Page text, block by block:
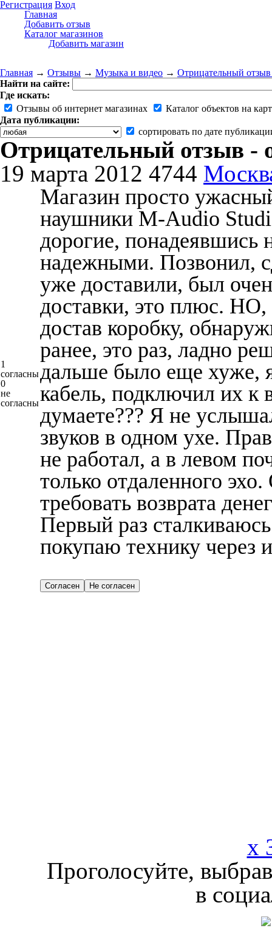
Регистрация Вход
Главная
Добавить отзыв
Каталог магазинов
Добавить магазин
Главная → Отзывы → Музыка и видео → Отрицательный отзыв
Найти на сайте:
Где искать:
Отзывы об интернет магазинах
Каталог объектов на
Дата публикации:
сортировать по дате
Отрицательный отзыв -
19 марта 2012 4744
1
согласны
0
не
согласны
Магазин просто
наушники M-Audio
дорогие, понадеявшись
надежными. Позвонил,
уже доставили, был
доставки, это плюс. НО,
достав коробку,
ранее, это раз, ладно
дальше было еще хуже,
кабель, подключил их к
думаете??? Я не
звуков в одном ухе.
не работал, а в левом
только отдаленного
требовать возврата
Первый раз
покупаю технику через
x
Проголосуйте,
в